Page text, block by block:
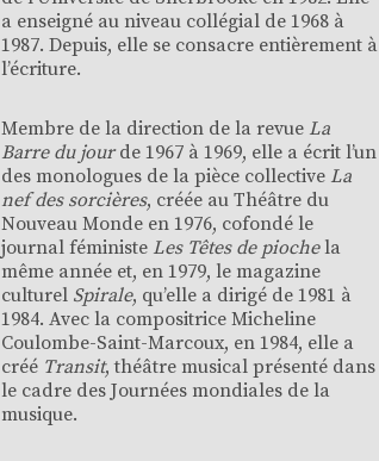
a enseigné au niveau collégial de 1968 à
1987. Depuis, elle se consacre entièrement à
l’écriture.
Membre de la direction de la revue La
Barre du jourde 1967 à 1969, elle a écrit l’un
des monologues de la pièce collective La
nef des sorcières, créée au Théâtre du
Nouveau Monde en 1976, cofondé le
journal féministe Les Têtes de piochela
même année et, en 1979, le magazine
culturel Spirale, qu’elle a dirigé de 1981 à
1984. Avec la compositrice Micheline
Coulombe-Saint-Marcoux, en 1984, elle a
créé Transit, théâtre musical présenté dans
le cadre des Journées mondiales de la
musique.